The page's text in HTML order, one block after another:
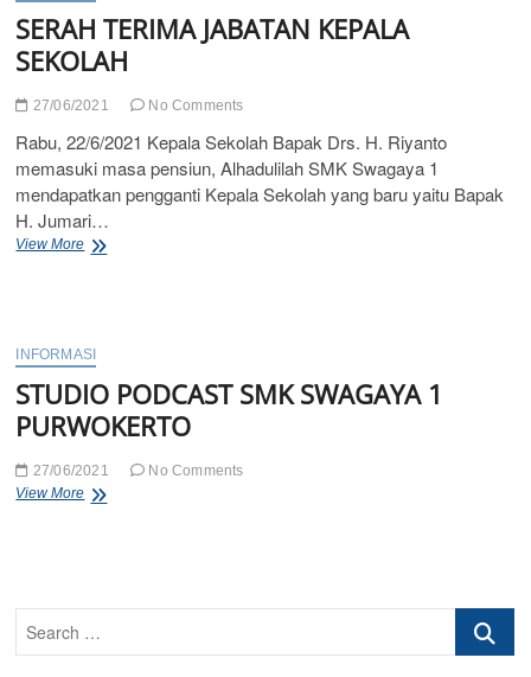
SERAH TERIMA JABATAN KEPALA
SEKOLAH
27/06/2021 No Comments
Rabu, 22/6/2021 Kepala Sekolah Bapak Drs. H. Riyanto
memasuki masa pensiun, Alhadulilah SMK Swagaya 1
mendapatkan pengganti Kepala Sekolah yang baru yaitu Bapak
H. Jumari…
View MoreSERAH
INFORMASI
STUDIO PODCAST SMK SWAGAYA 1
PURWOKERTO
27/06/2021
No Comments
View MoreSTUDIO
Search